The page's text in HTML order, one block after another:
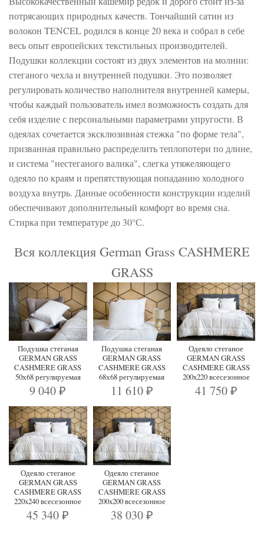
потрясающих природных качеств. Тончайший сатин из
волокон TENCEL родился в конце 20 века и собрал в себе
весь опыт европейских текстильных производителей.
Подушки коллекции состоят из двух элементов на молнии:
стеганого чехла и внутренней подушки. Это позволяет
регулировать количество наполнителя внутренней камеры,
чтобы каждый пользователь имел возможность создать для
себя изделие с персональными параметрами упругости. В
одеялах сочетается эксклюзивная стежка "по форме тела",
призванная правильно распределить теплопотери по длине,
и система "нестеганого валика", слегка утяжеляющего
одеяло по краям и препятствующая попаданию холодного
воздуха внутрь. Данные особенности конструкции изделий
обеспечивают дополнительный комфорт во время сна.
Стирка при температуре до 30°С.
Вся коллекция German Grass CASHMERE
GRASS
Подушка стеганая
GERMAN GRASS
CASHMERE GRASS
50х68 регулируемая
9 040₽
Подушка стеганая
GERMAN GRASS
CASHMERE GRASS
68х68 регулируемая
11 610 ₽
Одеяло стеганое
GERMAN GRASS
CASHMERE GRASS
200x220 всесезонное
41 750 ₽
Одеяло стеганое
GERMAN GRASS
CASHMERE GRASS
220x240 всесезонное
45 340₽
Одеяло стеганое
GERMAN GRASS
CASHMERE GRASS
200x200 всесезонное
38 030 ₽